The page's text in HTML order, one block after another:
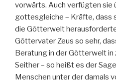
vorwärts. Auch verfügten sie
gottesgleiche – Kräfte, dass
die Götterwelt
Göttervater Zeus so sehr,
Beratung in der Götterwelt
Seither – so heißt es der
Menschen unter der damals